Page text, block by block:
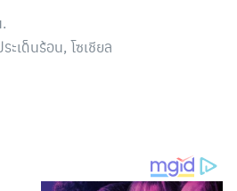
ระเด็นร้อน, โซเชียล